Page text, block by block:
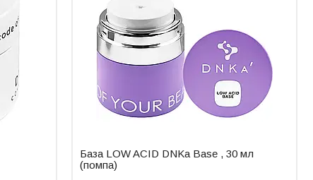
База LOW ACID DNKa Base , 30 мл
(помпа)